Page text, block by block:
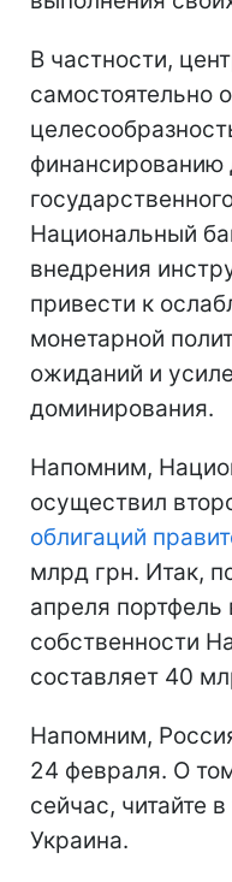
В частности,
самостоятельно
финансированию
Национальный
внедрения
привести к
монетарной
ожиданий и
доминирования.
Напомним,
осуществил
облигаций
млрд грн. Итак,
апреля
собственности
составляет 40
Напомним,
24 февраля. О
сейчас, читайте
Украина.